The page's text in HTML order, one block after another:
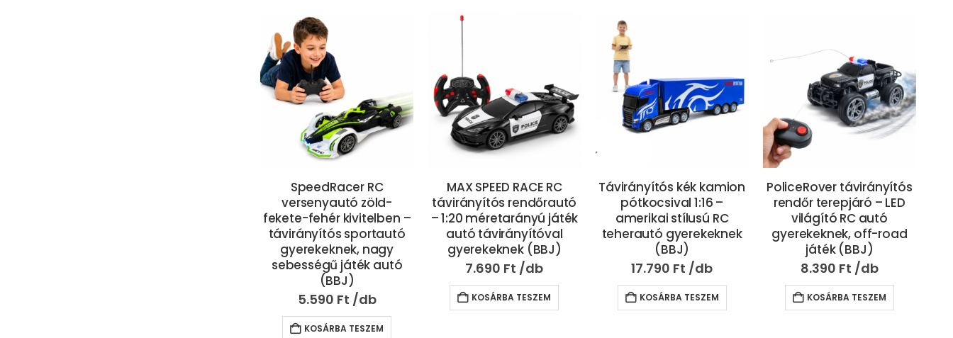
SpeedRacer RC
versenyautó zöld-
fekete-fehér kivitelben –
távirányítós sportautó
gyerekeknek, nagy
sebességű játék autó
(BBJ)
5.590 Ft
KOSÁRBA TESZEM
MAX SPEED RACE RC
távirányítós rendőrautó
– 1:20 méretarányú játék
autó távirányítóval
gyerekeknek (BBJ)
7.690 Ft
KOSÁRBA TESZEM
Távirányítós kék kamion
pótkocsival 1:16 –
amerikai stílusú RC
teherautó gyerekeknek
(BBJ)
17.790 Ft
KOSÁRBA TESZEM
PoliceRover távirányítós
rendőr terepjáró – LED
világító RC autó
gyerekeknek, off-road
játék (BBJ)
8.390 Ft
KOSÁRBA TESZEM